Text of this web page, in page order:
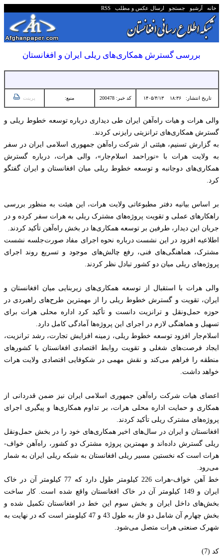
خانه آرشیو جستجو ارسال عکس و مطلب RSS
بررسی گسترش همکاری‌های ریلی ایران و افغانستان
تاریخ انتشار:۱۸:۳۶ ۱۴۰۵/۴/۱۳ کد خبر: 200478 منبع: پرینت
والی هرات و هیات راه‌آهن ایران طی دیداری درباره توسعه خطوط ریلی و
گسترش همکاری‌های ترانزیتی رایزنی کردند.
به گزارش تسنیم، هیئتی از شرکت راه‌آهن جمهوری اسلامی ایران در سفر
به ولایت هرات با «نوراحمد اسلام‌جار»، والی هرات، درباره گسترش
همکاری‌های دوجانبه و توسعه خطوط ریلی میان افغانستان و ایران گفتگو
کرد.
بر اساس بیانیه دفتر مطبوعاتی ولایت هرات، این هیئت به منظور بررسی
راهکارهای عملی و تقویت پروژه‌های مشترک ریلی به هرات سفر کرده و در
جریان این دیدار، طرفین بر توسعه همکاری‌ها در بخش راه‌آهن تأکید کردند.
اطلاعیه افزود در این نشست درباره نحوه اجرای مفاد صورت‌جلسه نشست
مشترک، هماهنگی‌های فنی، رفع چالش‌های موجود و تسریع روند اجرای
پروژه‌های ریلی میان دو کشور تبادل نظر کردند.
والی هرات با استقبال از توسعه همکاری‌های زیربنایی میان افغانستان و
ایران، تقویت و گسترش خطوط ریلی را از مهمترین طرح‌های راهبردی در
حوزه حمل‌ونقل و ترانزیت دانست و تأکید کرد اداره محلی هرات برای
تسهیل و هماهنگی لازم در اجرای این پروژه‌ها آمادگی کامل دارد.
اسلام‌جار افزود توسعه خطوط ریلی، زمینه افزایش تجارت، رشد ترانزیت،
ایجاد فرصت‌های شغلی و تقویت روابط اقتصادی افغانستان با کشورهای
منطقه را فراهم می‌کند و نقش مهمی در شکوفایی اقتصادی ولایت هرات
خواهد داشت.
اعضای هیات شرکت راه‌آهن جمهوری اسلامی ایران نیز ضمن قدردانی از
همکاری و حمایت اداره محلی هرات، بر تداوم همکاری‌ها و پیگیری اجرای
پروژه‌های مشترک ریلی تأکید کردند.
افغانستان و ایران در سال‌های اخیر همکاری‌های خود را در بخش حمل‌ونقل
ریلی گسترش داده‌اند و مهمترین پروژه مشترک دو کشور، راه‌آهن خواف-
هرات است که نخستین مسیر ریلی افغانستان به شبکه ریلی ایران به شمار
می‌رود.
خط آهن خواف-هرات 226 کیلومتر طول دارد که 77 کیلومتر آن در خاک
ایران و 149 کیلومتر آن در خاک افغانستان واقع شده است. کار ساخت
بخش‌های داخل ایران و بخش سوم این خط در افغانستان تکمیل شده و
بخش چهارم آن شامل دو فاز به طول 43 و 47 کیلومتر است که در نهایت به
شهرک صنعتی هرات متصل می‌شود.
کد (7)